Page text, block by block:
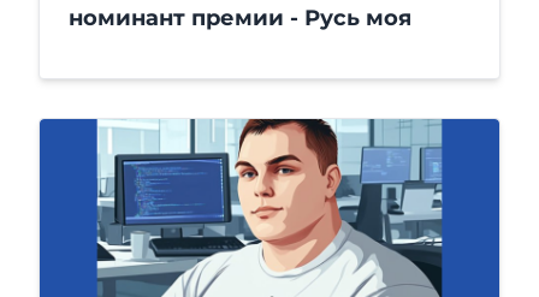
номинант премии - Русь моя